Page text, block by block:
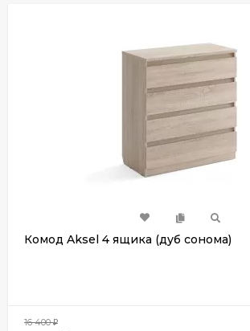
Комод Aksel 4 ящика (дуб сонома)
16 400₽